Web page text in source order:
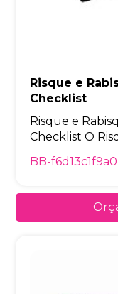
Risque e
Checklist
Risque e
Checklist O
BB-